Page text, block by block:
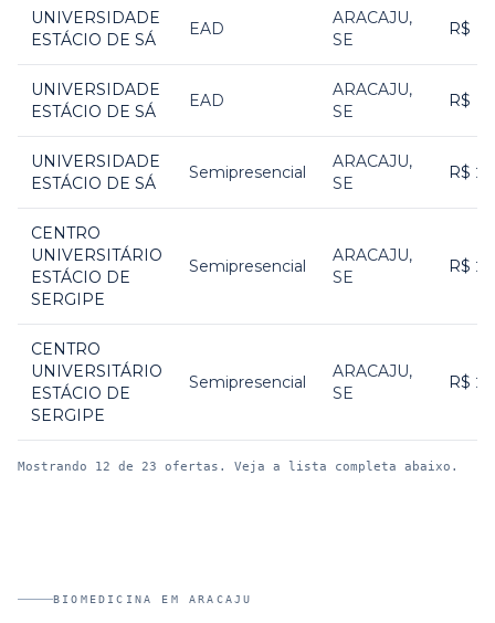
UNIVERSIDADE
ESTÁCIO DE SÁ
EAD
ARACAJU,
SE
R$
UNIVERSIDADE
ESTÁCIO DE SÁ
EAD
ARACAJU,
SE
R$
UNIVERSIDADE
ESTÁCIO DE SÁ
Semipresencial
ARACAJU,
SE
R$
CENTRO
UNIVERSITÁRIO
ESTÁCIO DE
SERGIPE
Semipresencial
ARACAJU,
SE
R$
CENTRO
UNIVERSITÁRIO
ESTÁCIO DE
SERGIPE
Semipresencial
ARACAJU,
SE
R$
Mostrando 12 de 23 ofertas. Veja a lista completa abaixo.
BIOMEDICINA EMARACAJU